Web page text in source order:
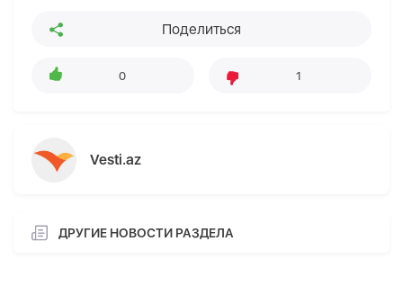
Поделиться
0 1
Vesti.az
ДРУГИЕ НОВОСТИ РАЗДЕЛА